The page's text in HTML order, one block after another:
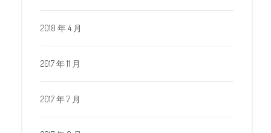
2018 年 4 月
2017 年 11 月
2017 年 7 月